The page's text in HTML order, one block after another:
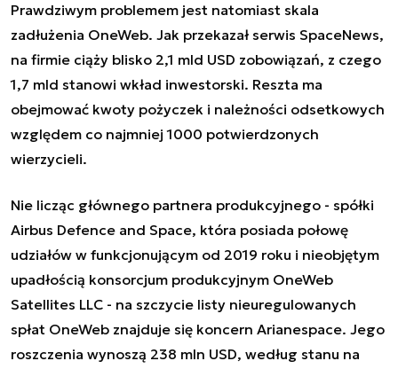
Prawdziwym problemem jest natomiast skala
zadłużenia OneWeb. Jak przekazał serwis SpaceNews,
na firmie ciąży blisko 2,1 mld USD zobowiązań, z czego
1,7 mld stanowi wkład inwestorski. Reszta ma
obejmować kwoty pożyczek i należności odsetkowych
względem co najmniej 1000 potwierdzonych
wierzycieli.
Nie licząc głównego partnera produkcyjnego - spółki
Airbus Defence and Space, która posiada połowę
udziałów w funkcjonującym od 2019 roku i nieobjętym
upadłością konsorcjum produkcyjnym OneWeb
Satellites LLC - na szczycie listy nieuregulowanych
spłat OneWeb znajduje się koncern Arianespace. Jego
roszczenia wynoszą 238 mln USD, według stanu na